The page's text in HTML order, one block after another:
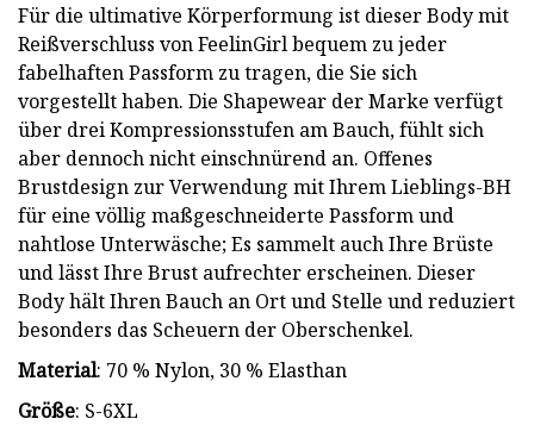
Für die ultimative Körperformung ist dieser Body mit
Reißverschluss von FeelinGirl bequem zu jeder
fabelhaften Passform zu tragen, die Sie sich
vorgestellt haben. Die Shapewear der Marke verfügt
über drei Kompressionsstufen am Bauch, fühlt sich
aber dennoch nicht einschnürend an. Offenes
Brustdesign zur Verwendung mit Ihrem Lieblings-BH
für eine völlig maßgeschneiderte Passform und
nahtlose Unterwäsche; Es sammelt auch Ihre Brüste
und lässt Ihre Brust aufrechter erscheinen. Dieser
Body hält Ihren Bauch an Ort und Stelle und reduziert
besonders das Scheuern der Oberschenkel.
Material: 70 % Nylon, 30 % Elasthan
Größe: S-6XL